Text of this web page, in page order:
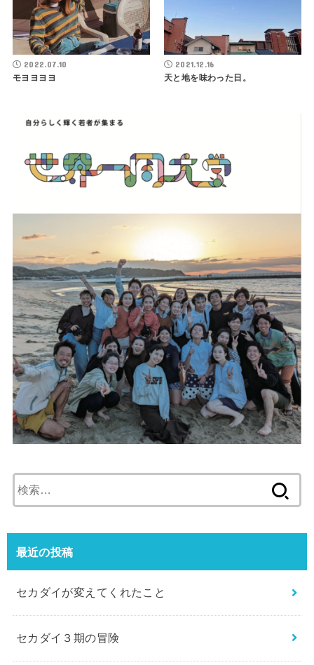
2022.07.10
モヨヨヨヨ
2021.12.16
天と地を味わった日。
索:
最近の投稿
セカダイが変えてくれたこと
セカダイ３期の冒険